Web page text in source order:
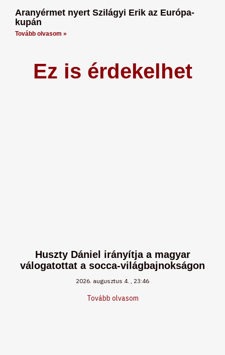
Aranyérmet nyert Szilágyi Erik az Európa-
kupán
Tovább olvasom »
Ez is érdekelhet
Huszty Dániel irányítja a magyar
válogatottat a socca-világbajnokságon
2026. augusztus 4. 23:46
Tovább olvasom